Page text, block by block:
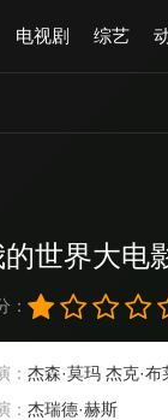
电视剧 综艺
世界大电
：
： 杰森·莫玛 杰克·布
： 杰瑞德·赫斯